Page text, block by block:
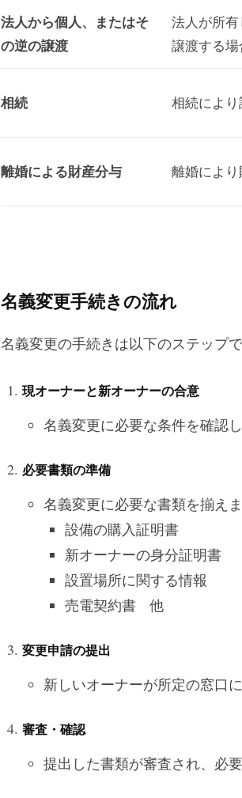
法人から個人、またはそ
の逆の譲渡
法人が所
譲渡する場
相続 相続によ
離婚による財産分与 離婚によ
名義変更手続きの流れ
名義変更の手続きは以下のステップで
現オーナーと新オーナーの合意
名義変更に必要な条件を確認
必要書類の準備
名義変更に必要な書類を揃え
設備の購入証明書
新オーナーの身分証明書
設置場所に関する情報
売電契約書 他
変更申請の提出
新しいオーナーが所定の窓口
審査・確認
提出した書類が審査され、必